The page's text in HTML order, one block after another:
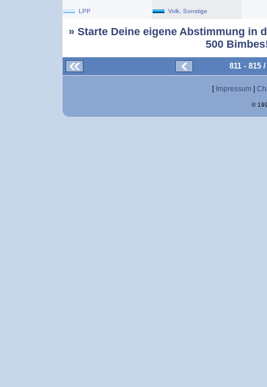
LPP Volk, Sonstige
» Starte Deine eigene Abstimmung in
500
811 - 815
[ Impressum
©